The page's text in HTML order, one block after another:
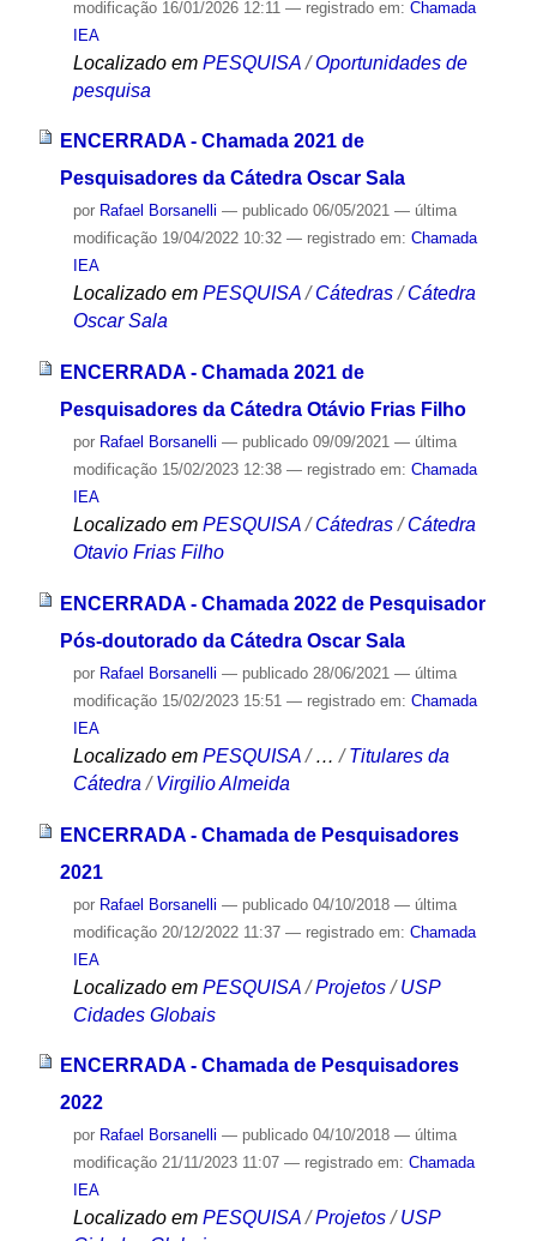
modificação16/01/2026 12:11 — registrado em: Chamada
IEA
Localizado em PESQUISA /Oportunidades de
pesquisa
ENCERRADA - Chamada 2021 de
Pesquisadores da Cátedra Oscar Sala
por Rafael Borsanelli — publicado06/05/2021 — última
modificação19/04/2022 10:32 — registrado em: Chamada
IEA
Localizado em PESQUISA / Cátedras/ Cátedra
Oscar Sala
ENCERRADA - Chamada 2021 de
Pesquisadores da Cátedra Otávio Frias Filho
por Rafael Borsanelli — publicado09/09/2021 — última
modificação15/02/2023 12:38 — registrado em: Chamada
IEA
Localizado em PESQUISA /Cátedras/Cátedra
Otavio Frias Filho
ENCERRADA - Chamada 2022 de Pesquisador
Pós-doutorado da Cátedra Oscar Sala
por Rafael Borsanelli — publicado28/06/2021 — última
modificação15/02/2023 15:51 — registrado em: Chamada
IEA
Localizado em PESQUISA /…/Titulares da
Cátedra /Virgilio Almeida
ENCERRADA - Chamada de Pesquisadores
2021
por Rafael Borsanelli — publicado04/10/2018 — última
modificação20/12/2022 11:37 — registrado em: Chamada
IEA
Localizado em PESQUISA /Projetos/USP
Cidades Globais
ENCERRADA - Chamada de Pesquisadores
2022
por Rafael Borsanelli — publicado04/10/2018 — última
modificação21/11/2023 11:07 — registrado em: Chamada
IEA
Localizado em PESQUISA /Projetos/USP